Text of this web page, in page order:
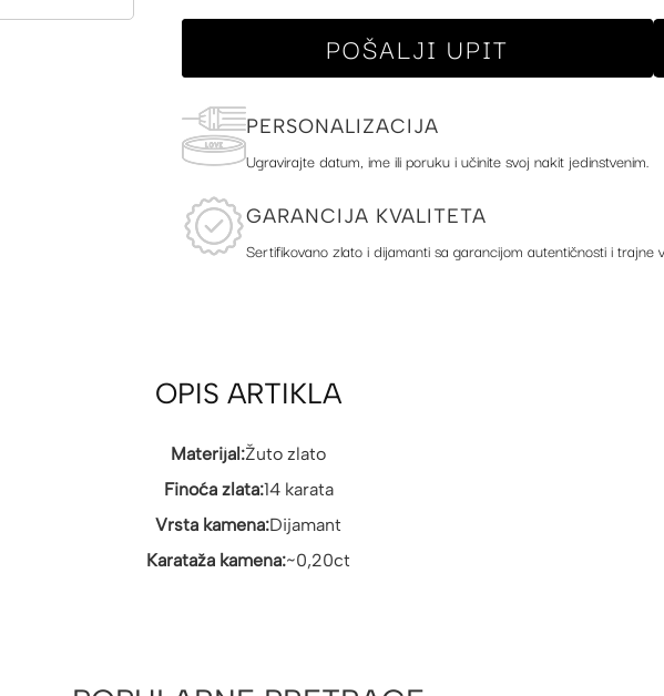
POŠALJI UPIT
PERSONALIZACIJA
Ugravirajte datum, ime ili poruku i učinite svoj nakit jedinstvenim.
GARANCIJA KVALITETA
Sertifikovano zlato i dijamanti sa garancijom autentičnosti i trajne
OPIS ARTIKLA
Materijal:Žuto zlato
Finoća zlata:14 karata
Vrsta kamena:Dijamant
Karataža kamena:~0,20ct